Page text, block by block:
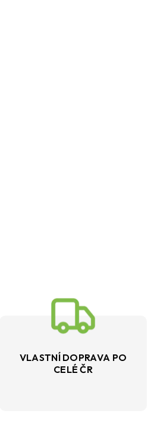
VLASTNÍ DOPRAVA PO
CELÉ ČR